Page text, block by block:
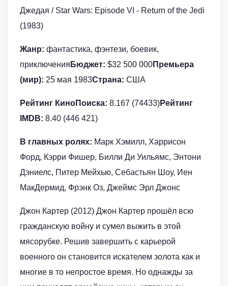
Джедая / Star Wars: Episode VI - Return of the Jedi
(1983)
Жанр: фантастика, фэнтези, боевик,
приключения Бюджет: $32 500 000Премьера
(мир): 25 мая 1983Страна: США
Рейтинг КиноПоиска: 8.167 (74433)Рейтинг
IMDB: 8.40 (446 421)
В главных ролях: Марк Хэмилл, Харрисон
Форд, Кэрри Фишер, Билли Ди Уильямс, Энтони
Дэниелс, Питер Мейхью, Себастьян Шоу, Иен
МакДермид, Фрэнк Оз, Джеймс Эрл Джонс
Джон Картер (2012) Джон Картер прошёл всю
гражданскую войну и сумел выжить в этой
мясорубке. Решив завершить с карьерой
военного он становится искателем золота как и
многие в то непростое время. Но однажды за